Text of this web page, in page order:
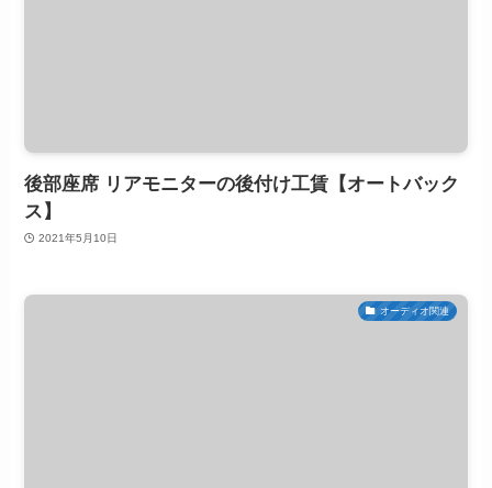
後部座席 リアモニターの後付け工賃【オートバック
ス】
2021年5月10日
オーディオ関連